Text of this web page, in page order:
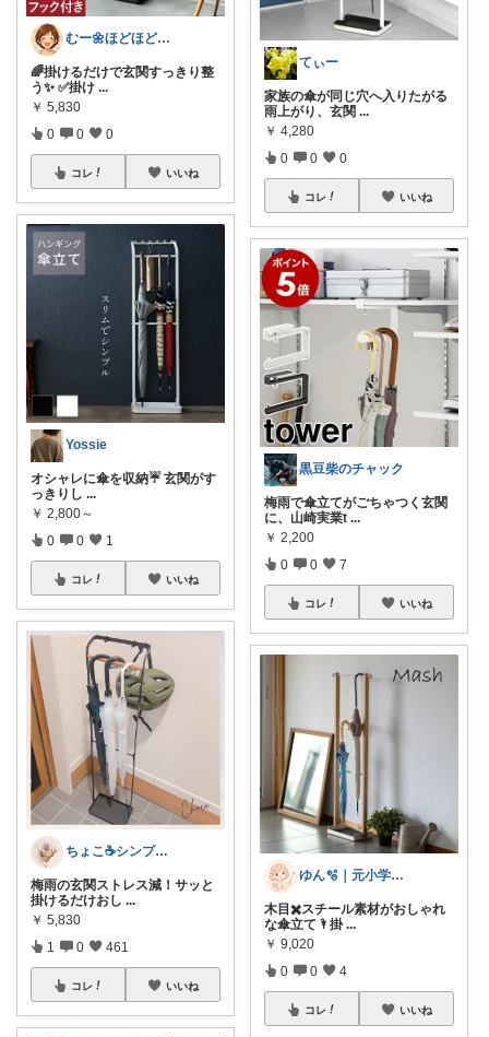
むー🌼ほどほど生活🌼
🌈掛けるだけで玄関すっきり整
う✨ ✅掛け ...
￥ 5,830
0 0 0
コレ いいね
Yossie
オシャレに傘を収納☔️ 玄関がす
っきりし ...
￥ 2,800～
0 0 1
コレ いいね
ちょこ☕️シンプルで快適な暮らし🌱
梅雨の玄関ストレス減！サッと
掛けるだけおし ...
￥ 5,830
1 0 461
コレ いいね
てぃー
家族の傘が同じ穴へ入りたがる
雨上がり、玄関 ...
￥ 4,280
0 0 0
コレ いいね
黒豆柴のチャック
梅雨で傘立てがごちゃつく玄関
に、山崎実業t ...
￥ 2,200
0 0 7
コレ いいね
ゆん🫧｜元小学校教員ママ👩‍🏫
木目✖️スチール素材がおしゃれ
な傘立て🌂掛 ...
￥ 9,020
0 0 4
コレ いいね